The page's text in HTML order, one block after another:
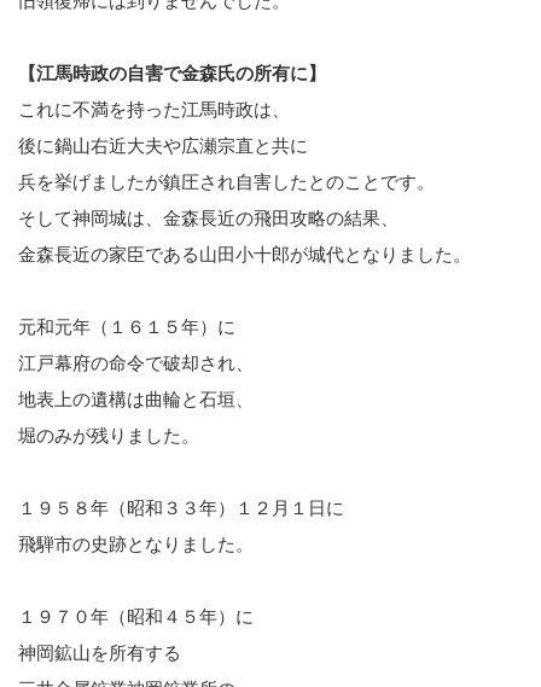
【江馬時政の自害で金森氏の所有に】
これに不満を持った江馬時政は、
後に鍋山右近大夫や広瀬宗直と共に
兵を挙げましたが鎮圧され自害したとのことです。
そして神岡城は、金森長近の飛田攻略の結果、
金森長近の家臣である山田小十郎が城代となりました。
元和元年（１６１５年）に
江戸幕府の命令で破却され、
地表上の遺構は曲輪と石垣、
堀のみが残りました。
１９５８年（昭和３３年）１２月１日に
飛騨市の史跡となりました。
１９７０年（昭和４５年）に
神岡鉱山を所有する